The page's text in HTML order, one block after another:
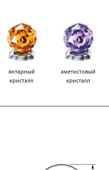
янтарный
кристалл
аметистовый
кристалл